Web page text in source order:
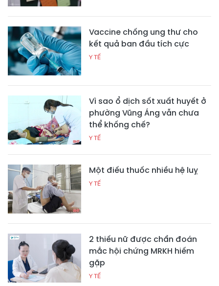
Vaccine chống ung thư cho
kết quả ban đầu tích cực
Y TẾ
Vì sao ổ dịch sốt xuất huyết ở
phường Vũng Áng vẫn chưa
thể khống chế?
Y TẾ
Một điếu thuốc nhiều hệ luỵ
Y TẾ
2 thiếu nữ được chẩn đoán
mắc hội chứng MRKH hiếm
gặp
Y TẾ